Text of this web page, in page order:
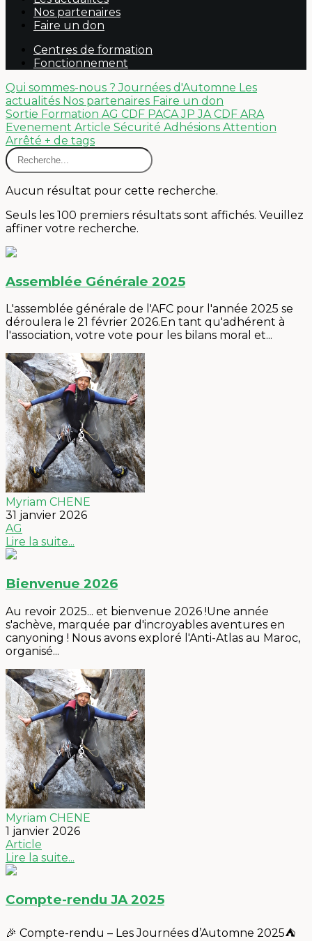
Nos partenaires
Faire un don
Centres de formation
Fonctionnement
Qui sommes-nous ?Journées d'Automne Les
actualités Nos partenaires Faire un don
Sortie Formation AG CDF PACAJPJACDF ARA
Evenement Article Sécurité Adhésions Attention
Arrêté + de tags
Aucun résultat pour cette recherche.
Seuls les 100 premiers résultats sont affichés. Veuillez
affiner votre recherche.
Assemblée Générale 2025
L'assemblée générale de l'AFC pour l'année 2025 se
déroulera le 21 février 2026.En tant qu'adhérent à
l'association, votre vote pour les bilans moral et...
Myriam CHENE
31 janvier 2026
AG
Lire la suite...
Bienvenue 2026
Au revoir 2025... et bienvenue 2026 !Une année
s'achève, marquée par d'incroyables aventures en
canyoning ! Nous avons exploré l'Anti-Atlas au Maroc,
organisé...
Myriam CHENE
1 janvier 2026
Article
Lire la suite...
Compte-rendu JA 2025
🎉 Compte-rendu – Les Journées d’Automne 2025⛺️